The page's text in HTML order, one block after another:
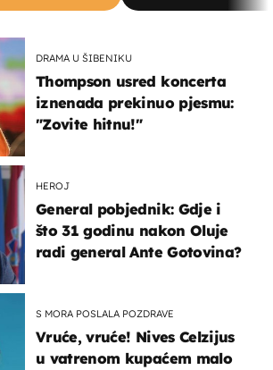
DRAMA U ŠIBENIKU
Thompson usred koncerta
iznenada prekinuo pjesmu:
"Zovite hitnu!"
HEROJ
General pobjednik: Gdje i
što 31 godinu nakon Oluje
radi general Ante Gotovina?
S MORA POSLALA POZDRAVE
Vruće, vruće! Nives Celzijus
u vatrenom kupaćem malo